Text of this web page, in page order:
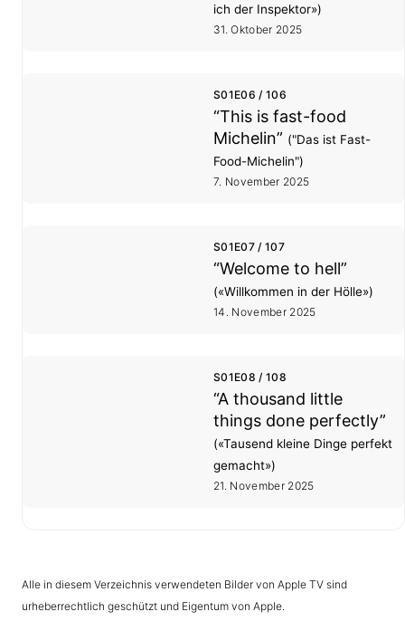
ich der Inspektor»)
31. Oktober 2025
S01E06 / 106
“This is fast-food
Michelin” ("Das ist Fast-
Food-Michelin")
7. November 2025
S01E07 / 107
“Welcome to hell”
(«Willkommen in der Hölle»)
14. November 2025
S01E08 / 108
“A thousand little
things done perfectly”
(«Tausend kleine Dinge perfekt
gemacht»)
21. November 2025
Alle in diesem Verzeichnis verwendeten Bilder von Apple TV sind
urheberrechtlich geschützt und Eigentum von Apple.